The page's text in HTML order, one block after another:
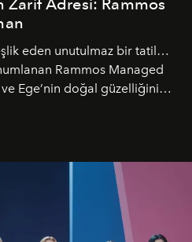
Zarif Adresi: Rammos
eden unutulmaz bir tatil…
Rammos Managed
Ege’nin doğal güzelliğini